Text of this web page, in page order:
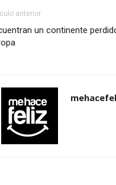
anterior
un continente